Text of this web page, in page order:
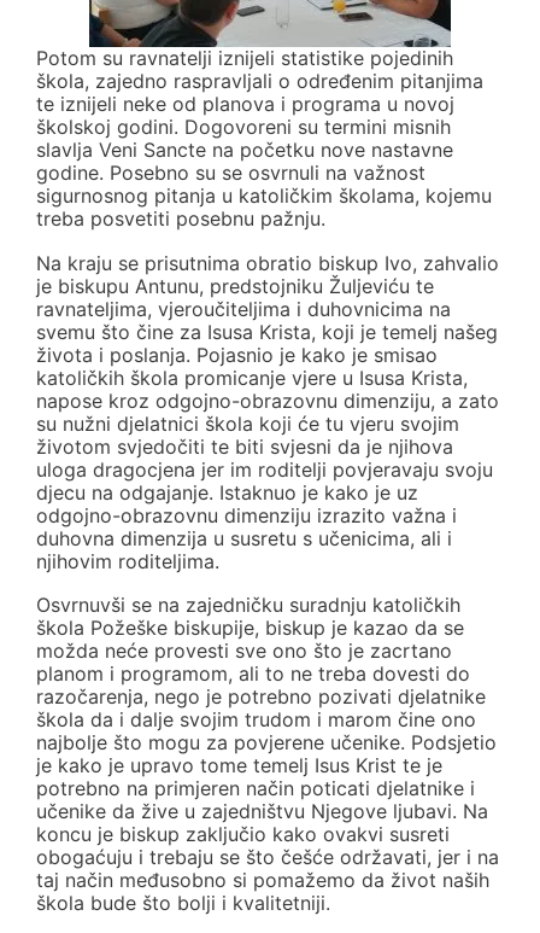
Potom su ravnatelji iznijeli statistike pojedinih
škola, zajedno raspravljali o određenim pitanjima
te iznijeli neke od planova i programa u novoj
školskoj godini. Dogovoreni su termini misnih
slavlja Veni Sancte na početku nove nastavne
godine. Posebno su se osvrnuli na važnost
sigurnosnog pitanja u katoličkim školama, kojemu
treba posvetiti posebnu pažnju.
Na kraju se prisutnima obratio biskup Ivo, zahvalio
je biskupu Antunu, predstojniku Žuljeviću te
ravnateljima, vjeroučiteljima i duhovnicima na
svemu što čine za Isusa Krista, koji je temelj našeg
života i poslanja. Pojasnio je kako je smisao
katoličkih škola promicanje vjere u Isusa Krista,
napose kroz odgojno-obrazovnu dimenziju, a zato
su nužni djelatnici škola koji će tu vjeru svojim
životom svjedočiti te biti svjesni da je njihova
uloga dragocjena jer im roditelji povjeravaju svoju
djecu na odgajanje. Istaknuo je kako je uz
odgojno-obrazovnu dimenziju izrazito važna i
duhovna dimenzija u susretu s učenicima, ali i
njihovim roditeljima.
Osvrnuvši se na zajedničku suradnju katoličkih
škola Požeške biskupije, biskup je kazao da se
možda neće provesti sve ono što je zacrtano
planom i programom, ali to ne treba dovesti do
razočarenja, nego je potrebno pozivati djelatnike
škola da i dalje svojim trudom i marom čine ono
najbolje što mogu za povjerene učenike. Podsjetio
je kako je upravo tome temelj Isus Krist te je
potrebno na primjeren način poticati djelatnike i
učenike da žive u zajedništvu Njegove ljubavi. Na
koncu je biskup zaključio kako ovakvi susreti
obogaćuju i trebaju se što češće održavati, jer i na
taj način međusobno si pomažemo da život naših
škola bude što bolji i kvalitetniji.